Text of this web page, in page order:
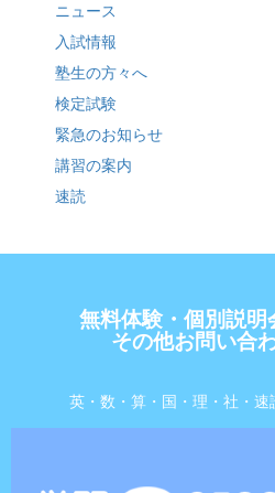
ニュース
入試情報
塾生の方々へ
検定試験
緊急のお知らせ
講習の案内
速読
無料体験・個別説明
その他お問い合
英・数・算・国・理・社・